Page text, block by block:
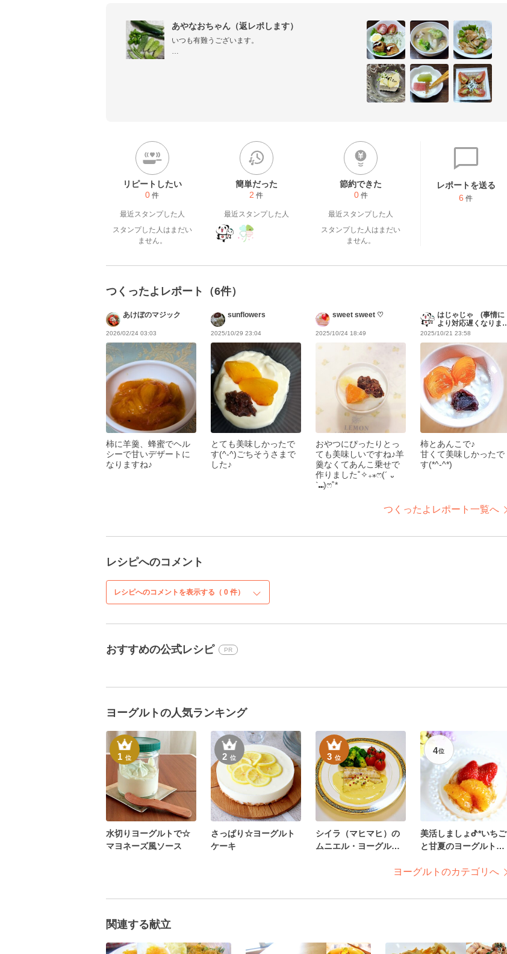
あやなおちゃん（返レポします）
いつも有難うございます。
リピートしたい
0 件
最近スタンプした人
スタンプした人はまだい
ません。
簡単だった
2 件
最近スタンプした人
節約できた
0 件
最近スタンプした人
スタンプした人はまだい
ません。
レポートを送る
6 件
つくったよレポート（6件）
あけぼのマジック
2026/02/24 03:03
柿に羊羹、蜂蜜でヘル
シーで甘いデザートに
なりますね♪
sunflowers
2025/10/29 23:04
とても美味しかったで
す(^-^)ごちそうさまで
した♪
sweet sweet ♡
2025/10/24 18:49
おやつにぴったりとっ
ても美味しいですね♪羊
羹なくてあんこ乗せで
作りました˚✧₊⁎ෆ(´ ᎑
`⑉︎)ෆ˚*
はじゃじゃ (事情に
より対応遅くなりま
す)
2025/10/21 23:58
柿とあんこで♪
甘くて美味しかったで
す(*^-^*)
つくったよレポート一覧へ
レシピへのコメント
レシピへのコメントを表示する（ 0 件）
おすすめの公式レシピ PR
ヨーグルトの人気ランキング
1位
水切りヨーグルトで☆
マヨネーズ風ソース
2位
さっぱり☆ヨーグルト
ケーキ
3位
シイラ（マヒマヒ）の
ムニエル・ヨーグルト
4位
美活しましょᕷ*いちご
と甘夏のヨーグルトꕤ୭
ヨーグルトのカテゴリへ
関連する献立